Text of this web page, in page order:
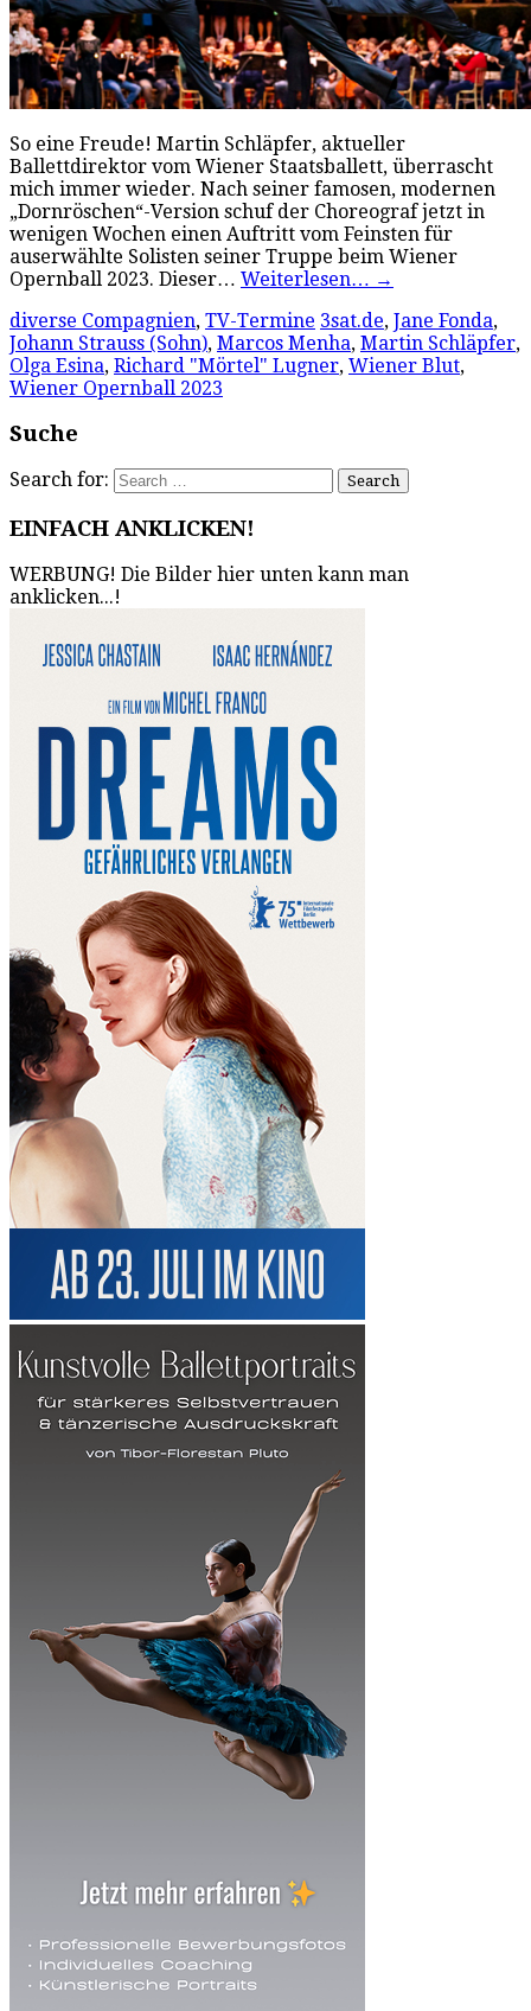
So eine Freude! Martin Schläpfer, aktueller
Ballettdirektor vom Wiener Staatsballett, überrascht
mich immer wieder. Nach seiner famosen, modernen
„Dornröschen“-Version schuf der Choreograf jetzt in
wenigen Wochen einen Auftritt vom Feinsten für
auserwählte Solisten seiner Truppe beim Wiener
Opernball 2023. Dieser… Weiterlesen… →
diverse Compagnien, TV-Termine 3sat.de, Jane Fonda,
Johann Strauss (Sohn), Marcos Menha, Martin Schläpfer,
Olga Esina, Richard "Mörtel" Lugner, Wiener Blut,
Wiener Opernball 2023
Suche
Search for:
EINFACH ANKLICKEN!
WERBUNG! Die Bilder hier unten kann man
anklicken...!